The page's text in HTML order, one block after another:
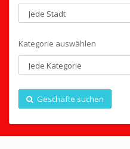
Kategorie auswählen
Geschäfte suchen